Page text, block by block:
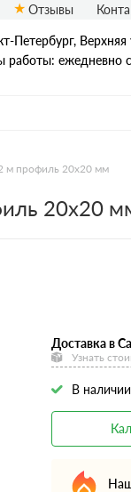
Петербург, Верхняя
работы: ежедневно
Отзывы
м профиль 20х20 мм
20х20
Доставка в
Узнать
В наличии